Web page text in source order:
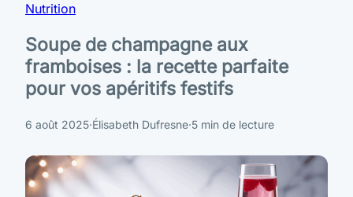
Nutrition
Soupe de champagne aux
framboises : la recette parfaite
pour vos apéritifs festifs
6 août 2025·Élisabeth Dufresne·5 min de lecture